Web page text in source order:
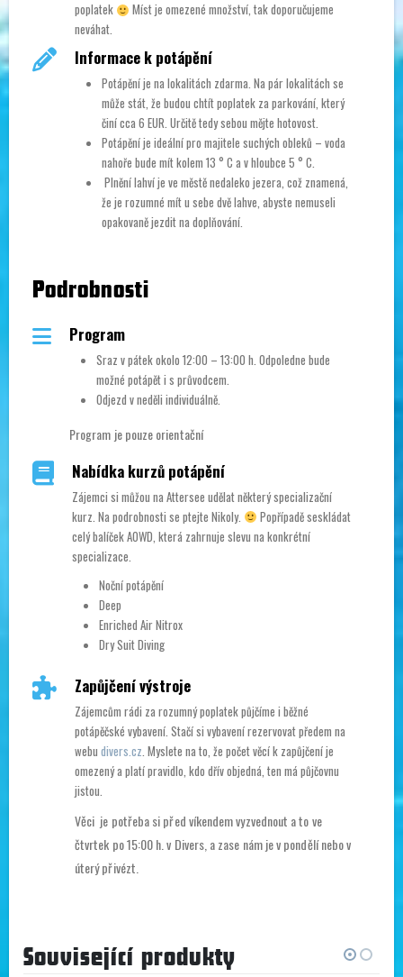
poplatek
Míst je omezené množství, tak doporučujeme
neváhat.
Informace k potápění
Potápění je na lokalitách zdarma. Na pár lokalitách se
může stát, že budou chtít poplatek za parkování, který
činí cca 6 EUR. Určitě tedy sebou mějte hotovost.
Potápění je ideální pro majitele suchých obleků – voda
nahoře bude mít kolem 13 ° C a v hloubce 5 ° C.
Plnění lahví je ve městě nedaleko jezera, což znamená,
že je rozumné mít u sebe dvě lahve, abyste nemuseli
opakovaně jezdit na doplňování.
Podrobnosti
Program
Sraz v pátek okolo 12:00 – 13:00 h. Odpoledne bude
možné potápět i s průvodcem.
Odjezd v neděli individuálně.
Program je pouze orientační
Nabídka kurzů potápění
Zájemci si můžou na Attersee udělat některý specializační
kurz. Na podrobnosti se ptejte Nikoly.
Popřípadě seskládat
celý balíček AOWD, která zahrnuje slevu na konkrétní
specializace.
Noční potápění
Deep
Enriched Air Nitrox
Dry Suit Diving
Zapůjčení výstroje
Zájemcům rádi za rozumný poplatek půjčíme i běžné
potápěčské vybavení. Stačí si vybavení rezervovat předem na
webu divers.cz . Myslete na to, že počet věcí k zapůjčení je
omezený a platí pravidlo, kdo dřív objedná, ten má půjčovnu
jistou.
Věci je potřeba si před víkendem vyzvednout a to ve
čtvrtek po 15:00 h. v Divers, a zase nám je v pondělí nebo v
úterý přivézt.
Související produkty